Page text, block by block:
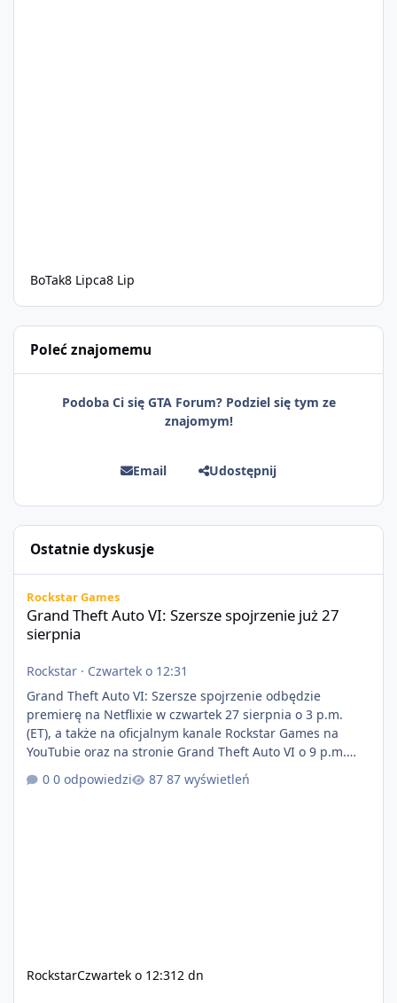
BoTak8 Lipca8 Lip
Poleć znajomemu
Podoba Ci się GTA Forum? Podziel się tym ze
znajomym!
Email Udostępnij
Ostatnie dyskusje
Rockstar Games
Grand Theft Auto VI: Szersze spojrzenie już 27
sierpnia
Rockstar · Czwartek o 12:31
Grand Theft Auto VI: Szersze spojrzenie odbędzie
premierę na Netflixie w czwartek 27 sierpnia o 3 p.m.
(ET), a także na oficjalnym kanale Rockstar Games na
YouTubie oraz na stronie Grand Theft Auto VI o 9 p.m.
(ET) 27 sierpnia. https://netflix.com/GTAVI Grand Theft
Auto VI będzie dostępne 19 listopada na PlayStation 5
0 odpowiedzi 87 wyświetleń
RockstarCzwartek o 12:312 dn